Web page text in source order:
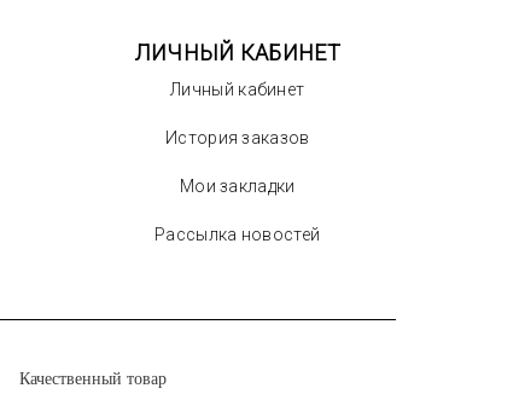
ЛИЧНЫЙ КАБИНЕТ
Личный кабинет
История заказов
Мои закладки
Рассылка новостей
Качественный товар